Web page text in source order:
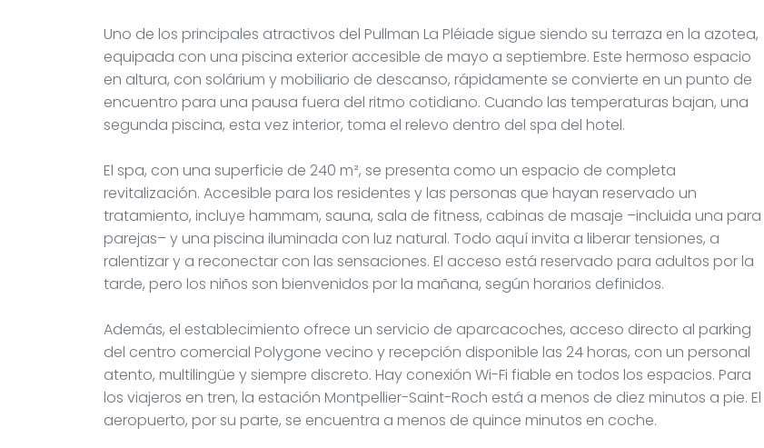
Uno de los principales atractivos del Pullman La Pléiade sigue siendo su terraza en la azotea,
equipada con una piscina exterior accesible de mayo a septiembre. Este hermoso espacio
en altura, con solárium y mobiliario de descanso, rápidamente se convierte en un punto de
encuentro para una pausa fuera del ritmo cotidiano. Cuando las temperaturas bajan, una
segunda piscina, esta vez interior, toma el relevo dentro del spa del hotel.
El spa, con una superficie de 240 m², se presenta como un espacio de completa
revitalización. Accesible para los residentes y las personas que hayan reservado un
tratamiento, incluye hammam, sauna, sala de fitness, cabinas de masaje –incluida una para
parejas– y una piscina iluminada con luz natural. Todo aquí invita a liberar tensiones, a
ralentizar y a reconectar con las sensaciones. El acceso está reservado para adultos por la
tarde, pero los niños son bienvenidos por la mañana, según horarios definidos.
Además, el establecimiento ofrece un servicio de aparcacoches, acceso directo al parking
del centro comercial Polygone vecino y recepción disponible las 24 horas, con un personal
atento, multilingüe y siempre discreto. Hay conexión Wi-Fi fiable en todos los espacios. Para
los viajeros en tren, la estación Montpellier-Saint-Roch está a menos de diez minutos a pie. El
aeropuerto, por su parte, se encuentra a menos de quince minutos en coche.